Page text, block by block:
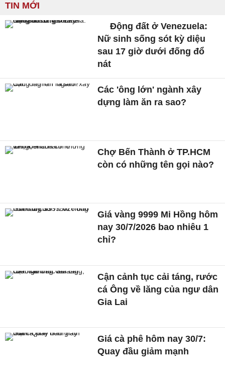
TIN MỚI
Động đất ở Venezuela:
Nữ sinh sống sót kỳ diệu
sau 17 giờ dưới đống đổ
nát
Các 'ông lớn' ngành xây
dựng làm ăn ra sao?
Chợ Bến Thành ở TP.HCM
còn có những tên gọi nào?
Giá vàng 9999 Mi Hồng hôm
nay 30/7/2026 bao nhiêu 1
chỉ?
Cận cảnh tục cải táng, rước
cá Ông về lăng của ngư dân
Gia Lai
Giá cà phê hôm nay 30/7:
Quay đầu giảm mạnh